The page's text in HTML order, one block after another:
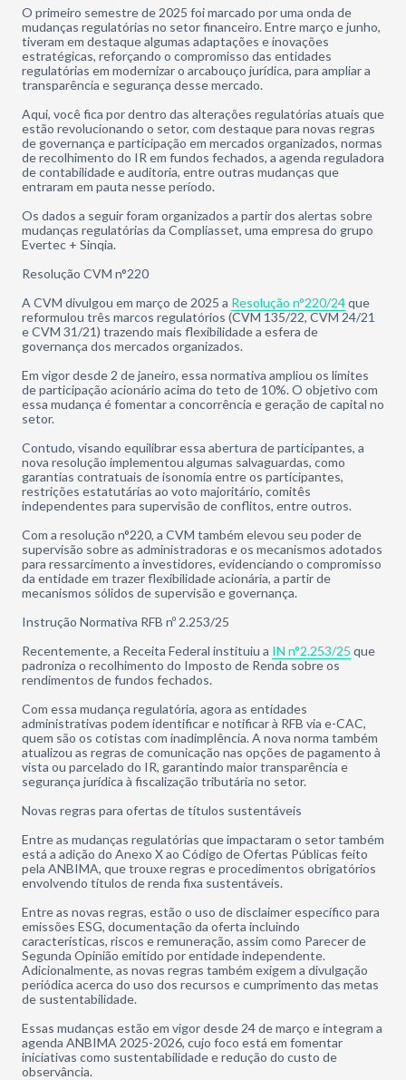
O primeiro semestre de 2025 foi marcado por uma onda de
mudanças regulatórias no setor financeiro. Entre março e junho,
tiveram em destaque algumas adaptações e inovações
estratégicas, reforçando o compromisso das entidades
regulatórias em modernizar o arcabouço jurídica, para ampliar a
transparência e segurança desse mercado.
Aqui, você fica por dentro das alterações regulatórias atuais que
estão revolucionando o setor, com destaque para novas regras
de governança e participação em mercados organizados, normas
de recolhimento do IR em fundos fechados, a agenda reguladora
de contabilidade e auditoria, entre outras mudanças que
entraram em pauta nesse período.
Os dados a seguir foram organizados a partir dos alertas sobre
mudanças regulatórias da Compliasset, uma empresa do grupo
Evertec + Sinqia.
Resolução CVM n°220
A CVM divulgou em março de 2025 a Resolução n°220/24que
reformulou três marcos regulatórios (CVM 135/22, CVM 24/21
e CVM 31/21) trazendo mais flexibilidade a esfera de
governança dos mercados organizados.
Em vigor desde 2 de janeiro, essa normativa ampliou os limites
de participação acionário acima do teto de 10%. O objetivo com
essa mudança é fomentar a concorrência e geração de capital no
setor.
Contudo, visando equilibrar essa abertura de participantes, a
nova resolução implementou algumas salvaguardas, como
garantias contratuais de isonomia entre os participantes,
restrições estatutárias ao voto majoritário, comitês
independentes para supervisão de conflitos, entre outros.
Com a resolução n°220, a CVM também elevou seu poder de
supervisão sobre as administradoras e os mecanismos adotados
para ressarcimento a investidores, evidenciando o compromisso
da entidade em trazer flexibilidade acionária, a partir de
mecanismos sólidos de supervisão e governança.
Instrução Normativa RFB nº 2.253/25
Recentemente, a Receita Federal instituiu a IN n°2.253/25 que
padroniza o recolhimento do Imposto de Renda sobre os
rendimentos de fundos fechados.
Com essa mudança regulatória, agora as entidades
administrativas podem identificar e notificar à RFB via e-CAC,
quem são os cotistas com inadimplência. A nova norma também
atualizou as regras de comunicação nas opções de pagamento à
vista ou parcelado do IR, garantindo maior transparência e
segurança jurídica à fiscalização tributária no setor.
Novas regras para ofertas de títulos sustentáveis
Entre as mudanças regulatórias que impactaram o setor também
está a adição do Anexo X ao Código de Ofertas Públicas feito
pela ANBIMA, que trouxe regras e procedimentos obrigatórios
envolvendo títulos de renda fixa sustentáveis.
Entre as novas regras, estão o uso de disclaimer específico para
emissões ESG, documentação da oferta incluindo
características, riscos e remuneração, assim como Parecer de
Segunda Opinião emitido por entidade independente.
Adicionalmente, as novas regras também exigem a divulgação
periódica acerca do uso dos recursos e cumprimento das metas
de sustentabilidade.
Essas mudanças estão em vigor desde 24 de março e integram a
agenda ANBIMA 2025-2026, cujo foco está em fomentar
iniciativas como sustentabilidade e redução do custo de
observância.